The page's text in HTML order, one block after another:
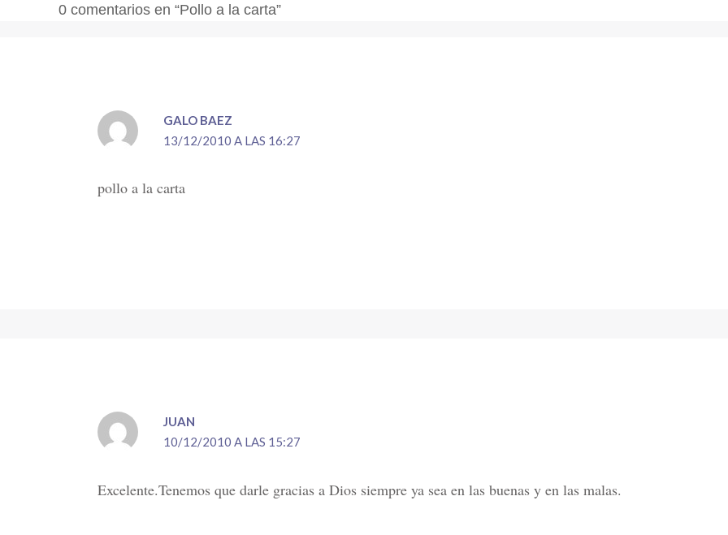
0 comentarios en “Pollo a la carta”
GALO BAEZ
13/12/2010 A LAS 16:27
pollo a la carta
JUAN
10/12/2010 A LAS 15:27
Excelente.Tenemos que darle gracias a Dios siempre ya sea en las buenas y en las malas.